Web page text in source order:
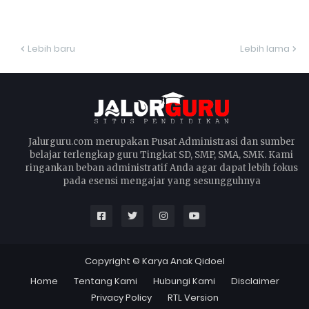
Lebih baru Lebih lama
Jalurguru.com merupakan Pusat Administrasi dan sumber
belajar terlengkap guru Tingkat SD, SMP, SMA, SMK. Kami
ringankan beban administratif Anda agar dapat lebih fokus
pada esensi mengajar yang sesungguhnya
Copyright © Karya Anak Qidoel
Home
Tentang Kami Hubungi Kami
Disclaimer
Privacy Policy
RTL Version